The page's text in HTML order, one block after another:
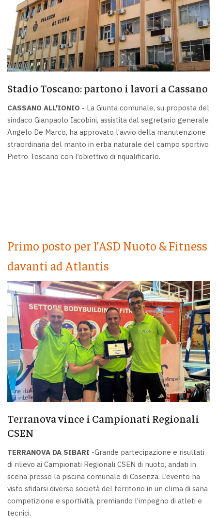
Stadio Toscano: partono i lavori a Cassano
CASSANO ALL'IONIO - La Giunta comunale, su proposta del
sindaco Gianpaolo Iacobini, assistita dal segretario generale
Angelo De Marco, ha approvato l’avvio della manutenzione
straordinaria del manto in erba naturale del campo sportivo
Pietro Toscano con l’obiettivo di riqualificarlo.
Primo posto per l’ASD Nuoto & Fitness
davanti ad Atlantis
Terranova vince i Campionati Regionali
CSEN
TERRANOVA DA SIBARI -Grande partecipazione e risultati
di rilievo ai Campionati Regionali CSEN di nuoto, andati in
scena presso la piscina comunale di Cosenza. L’evento ha
visto sfidarsi diverse società del territorio in un clima di sana
competizione e sportività, premiando l’impegno di atleti e
tecnici.